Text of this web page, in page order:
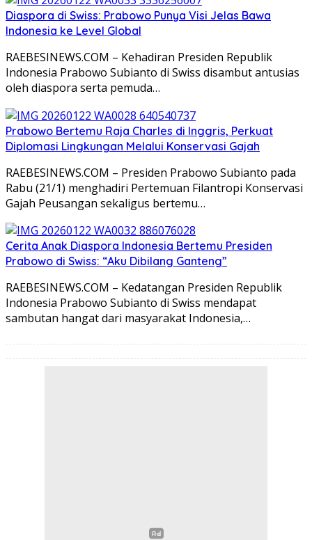
Diaspora di Swiss: Prabowo Punya Visi Jelas Bawa
Indonesia ke Level Global
RAEBESINEWS.COM – Kehadiran Presiden Republik
Indonesia Prabowo Subianto di Swiss disambut antusias
oleh diaspora serta pemuda…
Prabowo Bertemu Raja Charles di Inggris, Perkuat
Diplomasi Lingkungan Melalui Konservasi Gajah
RAEBESINEWS.COM – Presiden Prabowo Subianto pada
Rabu (21/1) menghadiri Pertemuan Filantropi Konservasi
Gajah Peusangan sekaligus bertemu…
Cerita Anak Diaspora Indonesia Bertemu Presiden
Prabowo di Swiss: “Aku Dibilang Ganteng”
RAEBESINEWS.COM – Kedatangan Presiden Republik
Indonesia Prabowo Subianto di Swiss mendapat
sambutan hangat dari masyarakat Indonesia,…